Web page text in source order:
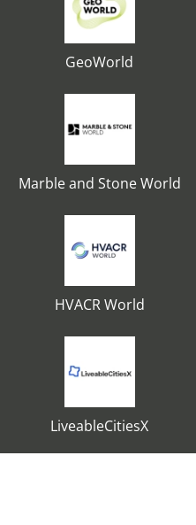
GeoWorld
Marble and Stone World
HVACR World
LiveableCitiesX